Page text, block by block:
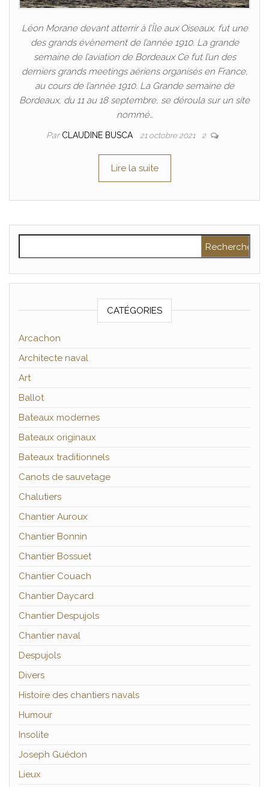
Léon Morane devant atterrir à l’Île aux Oiseaux, fut une
des grands évènement de l’année 1910. La grande
semaine de l’aviation de Bordeaux Ce fut l’un des
derniers grands meetings aériens organisés en France,
au cours de l’année 1910. La Grande semaine de
Bordeaux, du 11 au 18 septembre, se déroula sur un site
nommé…
Par CLAUDINE BUSCA 21 octobre 2021 2
Lire la suite
CATÉGORIES
Arcachon
Architecte naval
Art
Ballot
Bateaux modernes
Bateaux originaux
Bateaux traditionnels
Canots de sauvetage
Chalutiers
Chantier Auroux
Chantier Bonnin
Chantier Bossuet
Chantier Couach
Chantier Daycard
Chantier Despujols
Chantier naval
Despujols
Divers
Histoire des chantiers navals
Humour
Insolite
Joseph Guédon
Lieux